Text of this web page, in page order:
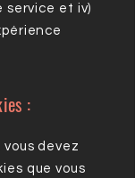
et iv)
:
devez
que vous